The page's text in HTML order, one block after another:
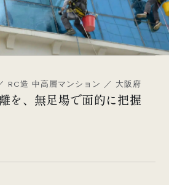
RC造 中高層マンション ／ 大阪府
を、無足場で面的に把握